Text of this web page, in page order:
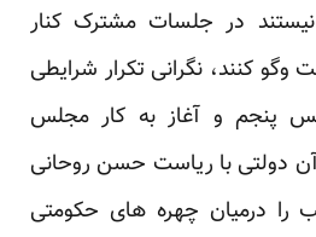
در جلسات مشترک کنار
وگو کنند، نگرانی تکرار شرایطی
پنجم و آغاز به کار مجلس
دولتی با ریاست حسن روحانی
را درمیان چهره های حکومتی